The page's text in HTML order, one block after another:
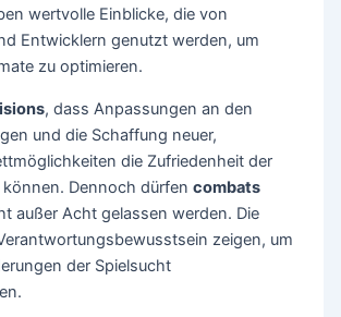
wertvolle Einblicke, die von
Entwicklern genutzt werden, um
zu optimieren.
, dass Anpassungen an den
und die Schaffung neuer,
die Zufriedenheit der
können. Dennoch dürfencombats
außer Acht gelassen werden. Die
zeigen, um
der Spielsucht